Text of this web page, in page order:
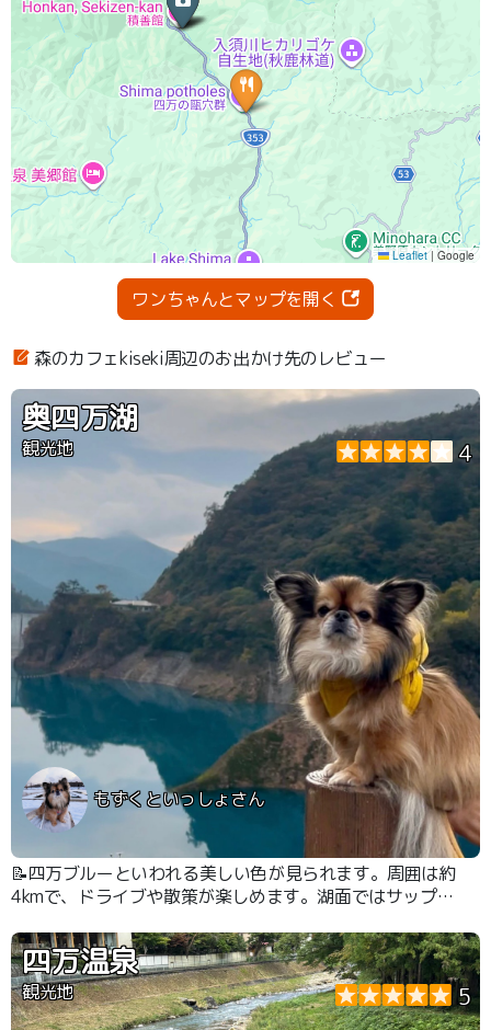
ワンちゃんとマップを開く
森のカフェkiseki周辺のお出かけ先のレビュー
奥四万湖
観光地 4
もずくといっしょさん
📝四万ブルーといわれる美しい色が見られます。周囲は約
4kmで、ドライブや散策が楽しめます。湖面ではサップや
四万温泉
観光地 5